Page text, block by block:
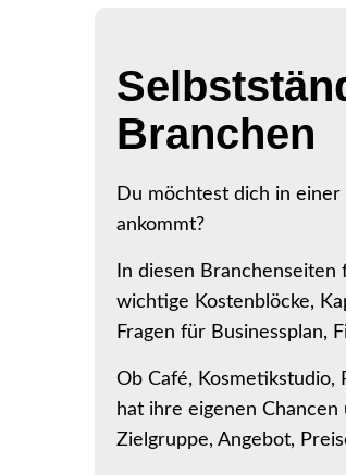
Branchen
Du möchtest dich in
ankommt?
In diesen
wichtige Kostenblöcke,
Fragen für Businessplan,
Ob Café, Kosmetikstudio,
hat ihre eigenen
Zielgruppe, Angebot,